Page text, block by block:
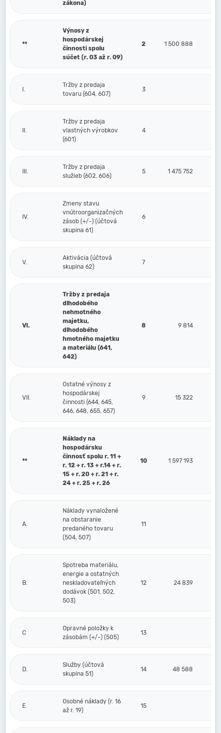
zákona)
**
Výnosy z
hospodárskej
činnosti spolu
súčet (r. 03 až r. 09)
2 1 500 888
I.
Tržby z predaja
tovaru (604, 607)
3
II.
Tržby z predaja
vlastných výrobkov
(601)
4
III.
Tržby z predaja
služieb (602, 606)
5 1 475 752
IV.
Zmeny stavu
vnútroorganizačných
zásob (+/-) (účtová
skupina 61)
6
V.
Aktivácia (účtová
skupina 62)
7
VI.
Tržby z predaja
dlhodobého
nehmotného
majetku,
dlhodobého
hmotného majetku
a materiálu (641,
642)
8 9 814
VII.
Ostatné výnosy z
hospodárskej
činnosti (644, 645,
646, 648, 655, 657)
9 15 322
**
Náklady na
hospodársku
činnosť spolu r. 11 +
r. 12 + r. 13 + r.14 + r.
15 + r. 20 + r. 21 + r.
24 + r. 25 + r. 26
10 1 597 193
A.
Náklady vynaložené
na obstaranie
predaného tovaru
(504, 507)
11
B.
Spotreba materiálu,
energie a ostatných
neskladovateľných
dodávok (501, 502,
503)
12 24 839
C
Opravné položky k
zásobám (+/-) (505)
13
D.
Služby (účtová
skupina 51)
14 48 588
E.
Osobné náklady (r. 16
až r. 19)
15